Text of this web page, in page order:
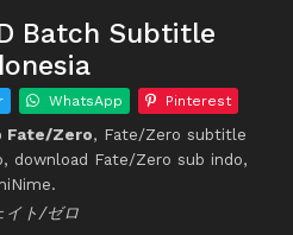
Batch Subtitle
WhatsApp Pinterest
Fate/Zero, Fate/Zero subtitle
download Fate/Zero sub indo,
イト/ゼロ